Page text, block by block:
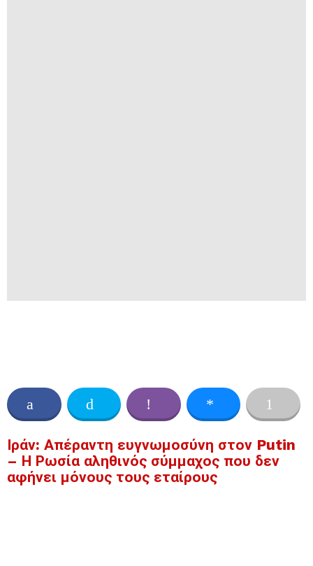
Ιράν: Απέραντη ευγνωμοσύνη στον Putin
– Η Ρωσία αληθινός σύμμαχος που δεν
αφήνει μόνους τους εταίρους